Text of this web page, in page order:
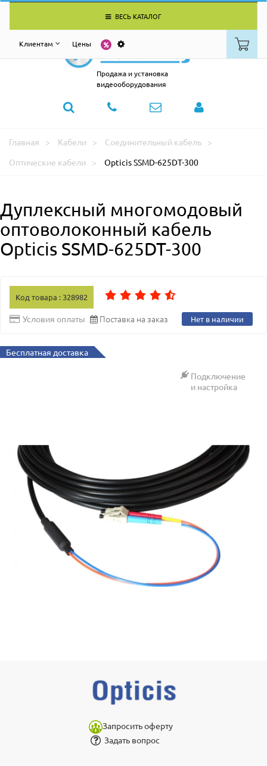
ВЕСЬ КАТАЛОГ
Клиентам Цены
Продажа и установка
видеооборудования
Главная Кабели
Соединительный кабель
Оптические кабели
Opticis SSMD-625DT-300
Дуплексный многомодовый
оптоволоконный кабель
Opticis SSMD-625DT-300
Код товара : 328982
Условия оплаты Поставка на заказ Нет в наличии
Бесплатная доставка
Подключение
и настройка
Запросить оферту
Задать вопрос